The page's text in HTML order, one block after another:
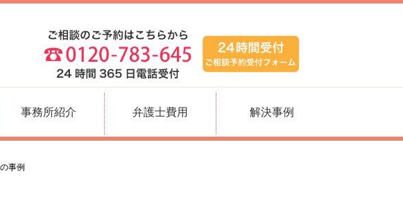
事務所紹介 弁護士費用 解決事例
事例